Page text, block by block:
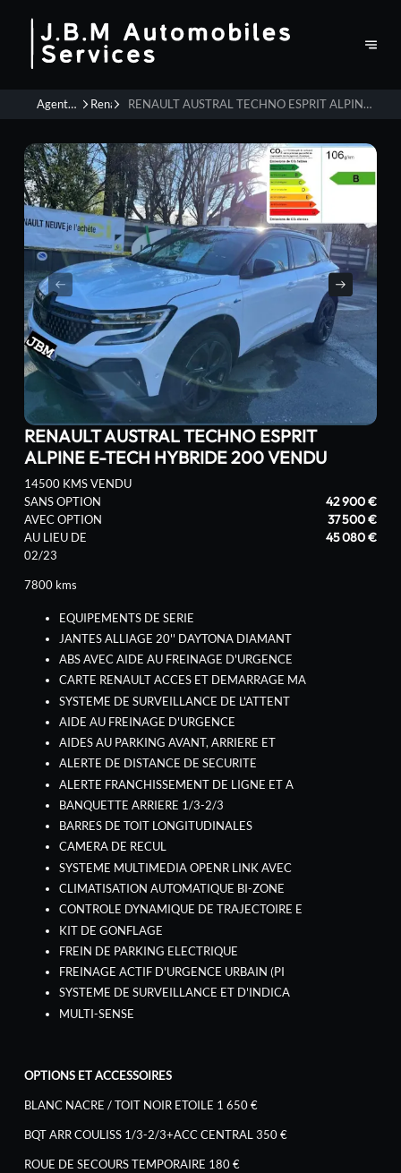
Agent
RenaultRENAULT AUSTRAL TECHNO ESPRIT ALPINE
RENAULT AUSTRAL TECHNO ESPRIT
ALPINE E-TECH HYBRIDE 200 VENDU
14500 KMS VENDU
SANS OPTION
42 900 €
AVEC OPTION 37 500 €
AU LIEU DE 45 080 €
02/23
7800 kms
EQUIPEMENTS DE SERIE
JANTES ALLIAGE 20'' DAYTONA DIAMANT
ABS AVEC AIDE AU FREINAGE D'URGENCE
CARTE RENAULT ACCES ET DEMARRAGE MA
SYSTEME DE SURVEILLANCE DE L'ATTENT
AIDE AU FREINAGE D'URGENCE
AIDES AU PARKING AVANT, ARRIERE ET
ALERTE DE DISTANCE DE SECURITE
ALERTE FRANCHISSEMENT DE LIGNE ET A
BANQUETTE ARRIERE 1/3-2/3
BARRES DE TOIT LONGITUDINALES
CAMERA DE RECUL
SYSTEME MULTIMEDIA OPENR LINK AVEC
CLIMATISATION AUTOMATIQUE BI-ZONE
CONTROLE DYNAMIQUE DE TRAJECTOIRE E
KIT DE GONFLAGE
FREIN DE PARKING ELECTRIQUE
FREINAGE ACTIF D'URGENCE URBAIN (PI
SYSTEME DE SURVEILLANCE ET D'INDICA
MULTI-SENSE
OPTIONS ET ACCESSOIRES
BLANC NACRE / TOIT NOIR ETOILE 1 650 €
BQT ARR COULISS 1/3-2/3+ACC CENTRAL 350 €
ROUE DE SECOURS TEMPORAIRE 180 €